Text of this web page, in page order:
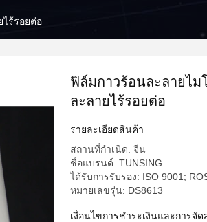
ร้รอยต่อ
ฟิล์มกาวร้อนละลายไม
ละลายไร้รอยต่อ
รายละเอียดสินค้า
สถานที่กำเนิด: จีน
ชื่อแบรนด์: TUNSING
ได้รับการรับรอง: ISO 9001;
หมายเลขรุ่น: DS8613
เงื่อนไขการชำระเงินและการจัด